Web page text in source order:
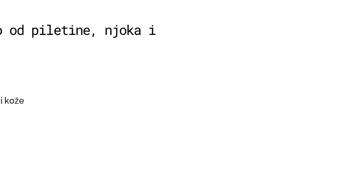
od piletine, njoka i
kože